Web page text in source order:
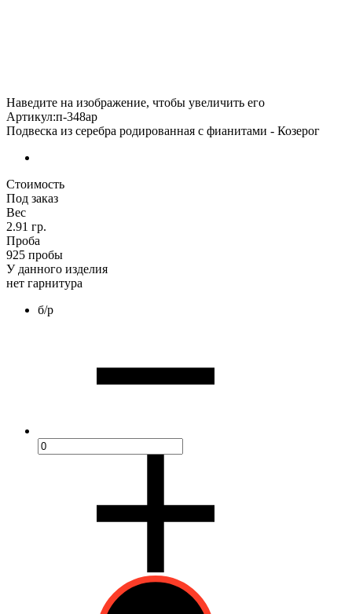
Наведите на изображение, чтобы увеличить его
Артикул:п-348ар
Подвеска из серебра родированная с фианитами - Козерог
Стоимость
Под заказ
Вес
2.91 гр.
Проба
925 пробы
У данного изделия
нет гарнитура
б/р